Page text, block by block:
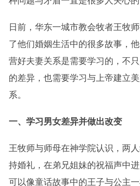
日前，华东一城市教会牧者王牧
了他们婚姻生活中的很多故事，
营好夫妻关系是需要学习的，不
的差异，也需要学习与上帝建立
系。
一、学习男女差异并做出改变
王牧师与师母在神学院认识，两
持婚礼，在弟兄姐妹的祝福声中
可以像童话故事中的王子与公主